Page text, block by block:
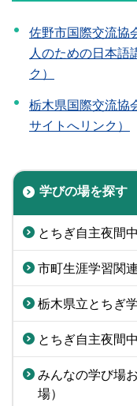
佐野市国際交流協
人のための日本語
ク）
栃木県国際交流協
サイトへリンク）
学びの場を探す
とちぎ自主夜間
市町生涯学習関
栃木県立とちぎ
とちぎ自主夜間
みんなの学び場
場）